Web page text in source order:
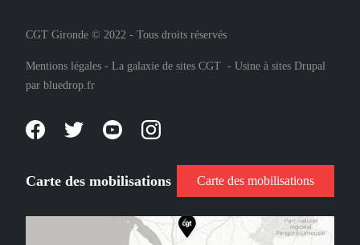
CGT Gironde © 2022 - Tous droits réservés
Mentions légales - La galaxie de sites CGT - Usine à sites Drupal
par bluedrop.fr
Carte des mobilisations Carte des mobilisations